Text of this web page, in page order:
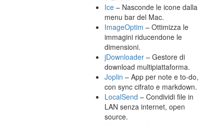
Ice – Nasconde le icone dalla
menu bar del Mac.
ImageOptim – Ottimizza le
immagini riducendone le
dimensioni.
jDownloader – Gestore di
download multipiattaforma.
Joplin – App per note e to-do,
con sync cifrato e markdown.
LocalSend – Condividi file in
LAN senza internet, open
source.